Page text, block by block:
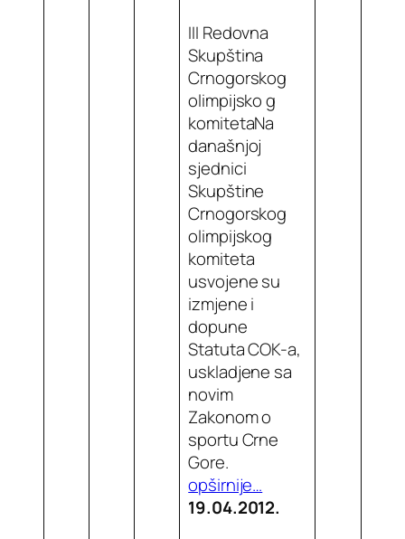
III Redovna
Skupština
Crnogorskog
olimpijsko g
komitetaNa
današnjoj
sjednici
Skupštine
Crnogorskog
olimpijskog
komiteta
usvojene su
izmjene i
dopune
Statuta COK-a,
uskladjene sa
novim
Zakonom o
sportu Crne
Gore.
opširnije…
19.04.2012.